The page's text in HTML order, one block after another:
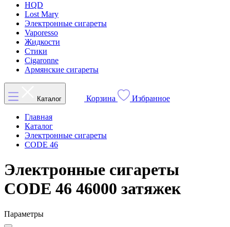
HQD
Lost Mary
Электронные сигареты
Vaporesso
Жидкости
Стики
Cigaronne
Армянские сигареты
Каталог Корзина Избранное
Главная
Каталог
Электронные сигареты
CODE 46
Электронные сигареты
CODE 46 46000 затяжек
Параметры